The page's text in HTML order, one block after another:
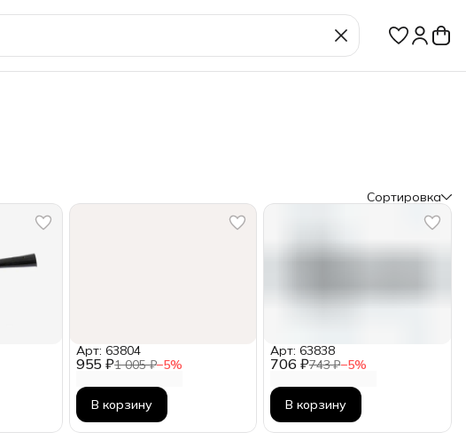
Сортировка
955 ₽1 005 ₽−5%
Арт: 63804
В корзину
706 ₽743 ₽−5%
Арт: 63838
В корзину